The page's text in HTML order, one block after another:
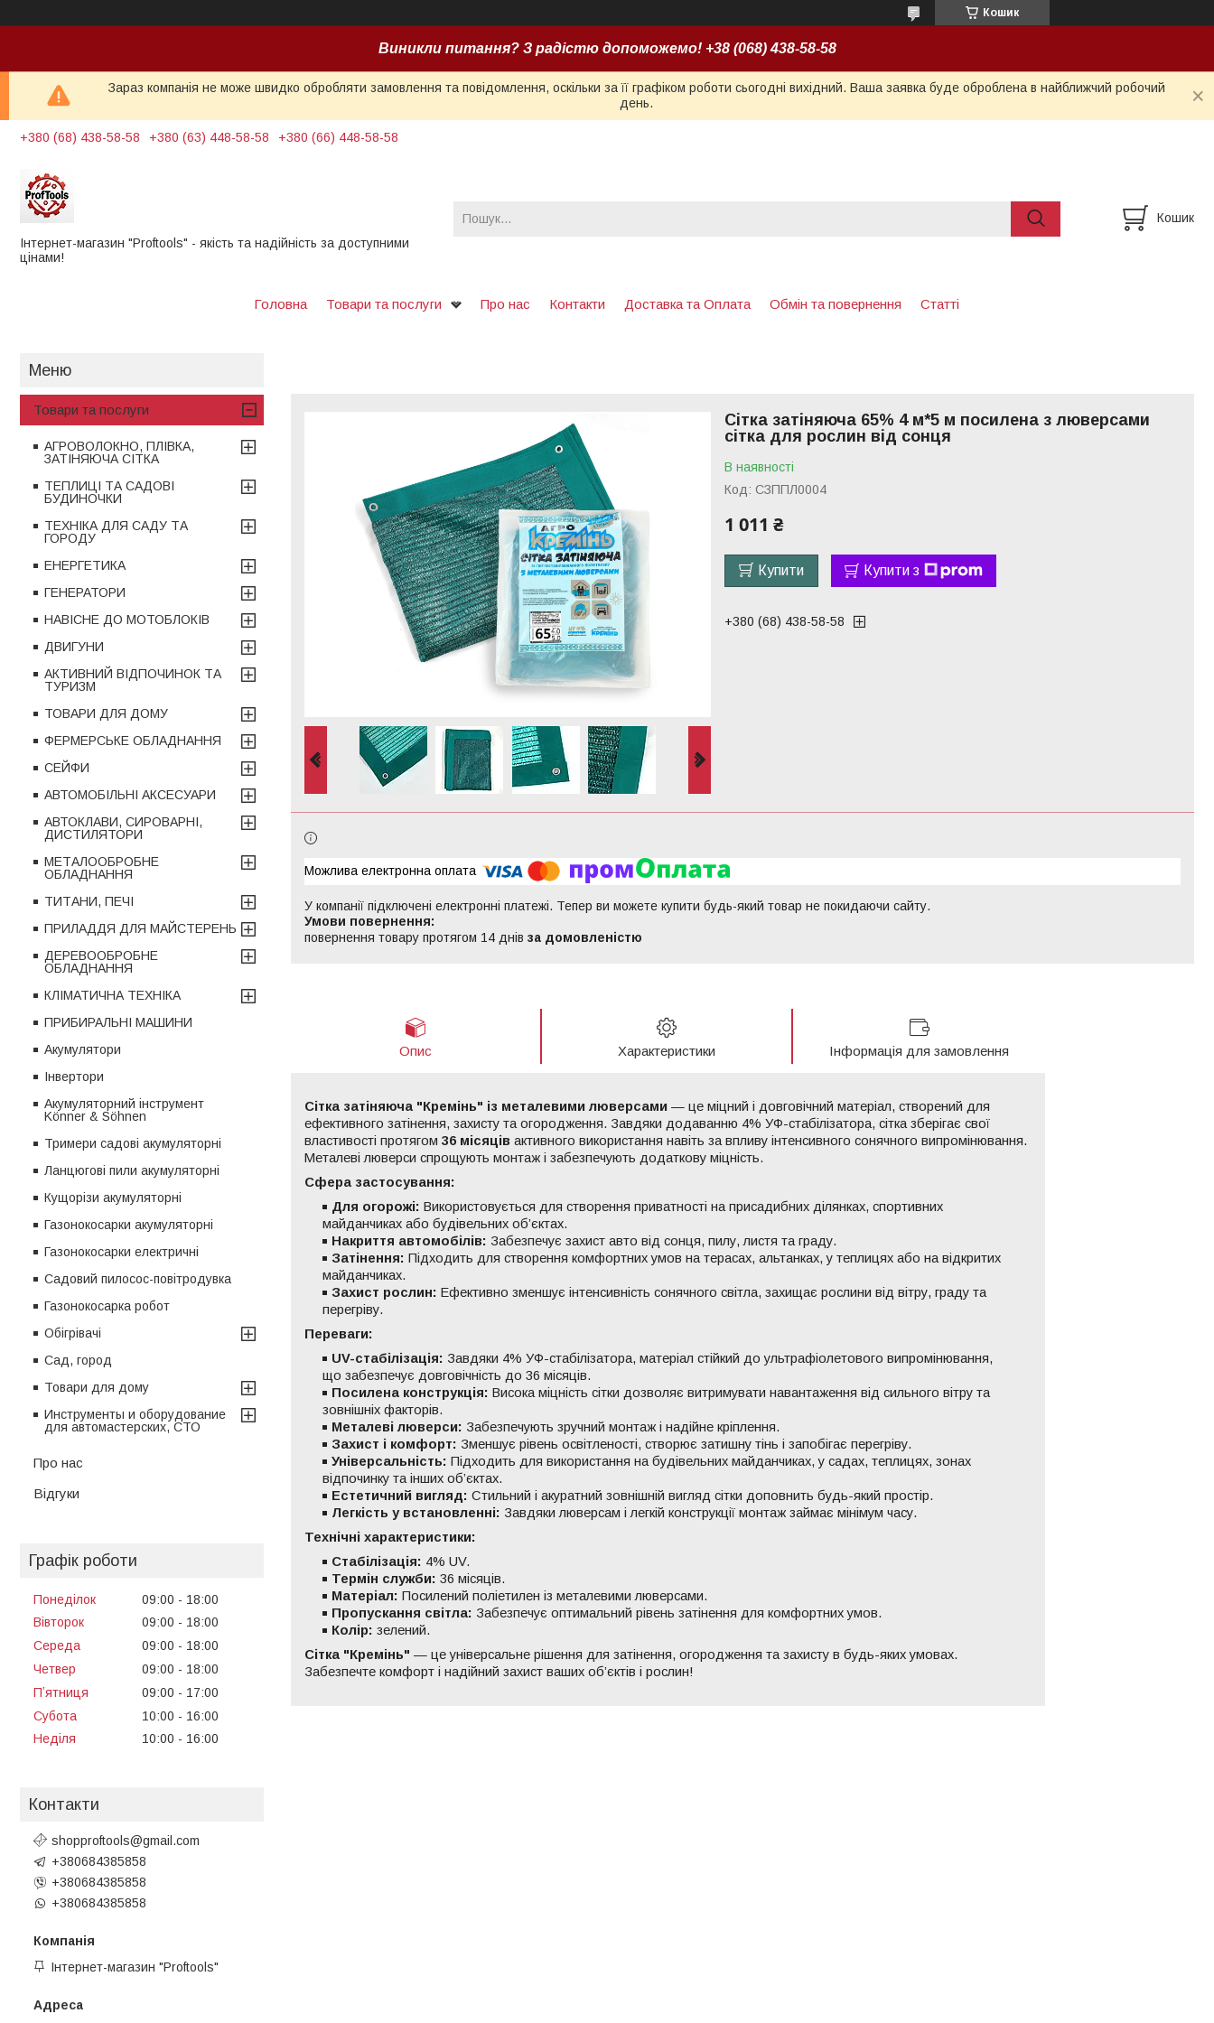
Кошик
Виникли питання? З радістю допоможемо! +38 (068) 438-58-58
Зараз компанія не може швидко обробляти замовлення та повідомлення, оскільки за її графіком роботи сьогодні вихідний. Ваша заявка буде оброблена в найближчий робочий
день.
+380 (68) 438-58-58 +380 (63) 448-58-58 +380 (66) 448-58-58
Інтернет-магазин "Proftools" - якість та надійність за доступними
цінами!
Кошик
Головна Товари та послуги Про нас Контакти Доставка та Оплата Обмін та повернення Статті
Сітка затіняюча 65% 4 м*5 м посилена з люверсами
сітка для рослин від сонця
В наявності
Код: СЗППЛ0004
1 011 ₴
Купити Купити з
+380 (68) 438-58-58
У компанії підключені електронні платежі. Тепер ви можете купити будь-який товар не покидаючи сайту.
повернення товару протягом 14 днів за домовленістю
Опис Характеристики Інформація для замовлення
Сітка затіняюча "Кремінь" із металевими люверсами — це міцний і довговічний матеріал, створений для
ефективного затінення, захисту та огородження. Завдяки додаванню 4% УФ-стабілізатора, сітка зберігає свої
властивості протягом 36 місяців активного використання навіть за впливу інтенсивного сонячного випромінювання.
Металеві люверси спрощують монтаж і забезпечують додаткову міцність.
Сфера застосування:
Для огорожі: Використовується для створення приватності на присадибних ділянках, спортивних
майданчиках або будівельних об’єктах.
Накриття автомобілів: Забезпечує захист авто від сонця, пилу, листя та граду.
Затінення: Підходить для створення комфортних умов на терасах, альтанках, у теплицях або на відкритих
майданчиках.
Захист рослин: Ефективно зменшує інтенсивність сонячного світла, захищає рослини від вітру, граду та
перегріву.
Переваги:
UV-стабілізація: Завдяки 4% УФ-стабілізатора, матеріал стійкий до ультрафіолетового випромінювання,
що забезпечує довговічність до 36 місяців.
Посилена конструкція: Висока міцність сітки дозволяє витримувати навантаження від сильного вітру та
зовнішніх факторів.
Металеві люверси: Забезпечують зручний монтаж і надійне кріплення.
Захист і комфорт: Зменшує рівень освітленості, створює затишну тінь і запобігає перегріву.
Універсальність: Підходить для використання на будівельних майданчиках, у садах, теплицях, зонах
відпочинку та інших об’єктах.
Естетичний вигляд: Стильний і акуратний зовнішній вигляд сітки доповнить будь-який простір.
Легкість у встановленні: Завдяки люверсам і легкій конструкції монтаж займає мінімум часу.
Технічні характеристики:
Стабілізація: 4% UV.
Термін служби: 36 місяців.
Матеріал: Посилений поліетилен із металевими люверсами.
Пропускання світла: Забезпечує оптимальний рівень затінення для комфортних умов.
Колір: зелений.
Сітка "Кремінь" — це універсальне рішення для затінення, огородження та захисту в будь-яких умовах.
Забезпечте комфорт і надійний захист ваших об’єктів і рослин!
Товари та послуги
АГРОВОЛОКНО, ПЛІВКА,
ЗАТІНЯЮЧА СІТКА
ТЕПЛИЦІ ТА САДОВІ
БУДИНОЧКИ
ТЕХНІКА ДЛЯ САДУ ТА
ГОРОДУ
ЕНЕРГЕТИКА
ГЕНЕРАТОРИ
НАВІСНЕ ДО МОТОБЛОКІВ
ДВИГУНИ
АКТИВНИЙ ВІДПОЧИНОК ТА
ТУРИЗМ
ТОВАРИ ДЛЯ ДОМУ
ФЕРМЕРСЬКЕ ОБЛАДНАННЯ
СЕЙФИ
АВТОМОБІЛЬНІ АКСЕСУАРИ
АВТОКЛАВИ, СИРОВАРНІ,
ДИСТИЛЯТОРИ
МЕТАЛООБРОБНЕ
ОБЛАДНАННЯ
ТИТАНИ, ПЕЧІ
ПРИЛАДДЯ ДЛЯ МАЙСТЕРЕНЬ
ДЕРЕВООБРОБНЕ
ОБЛАДНАННЯ
КЛІМАТИЧНА ТЕХНІКА
ПРИБИРАЛЬНІ МАШИНИ
Акумулятори
Інвертори
Акумуляторний інструмент
Könner & Söhnen
Тримери садові акумуляторні
Ланцюгові пили акумуляторні
Кущорізи акумуляторні
Газонокосарки акумуляторні
Газонокосарки електричні
Садовий пилосос-повітродувка
Газонокосарка робот
Обігрівачі
Сад, город
Товари для дому
Инструменты и оборудование
для автомастерских, СТО
Про нас
Відгуки
Графік роботи
Понеділок 09:00
18:00
Вівторок
09:00
18:00
Середа
09:00
18:00
Четвер
09:00
18:00
Пʼятниця
09:00
17:00
Субота
10:00
16:00
Неділя
10:00 16:00
Контакти
shopproftools@gmail.com
+380684385858
+380684385858
+380684385858
Інтернет-магазин "Proftools"